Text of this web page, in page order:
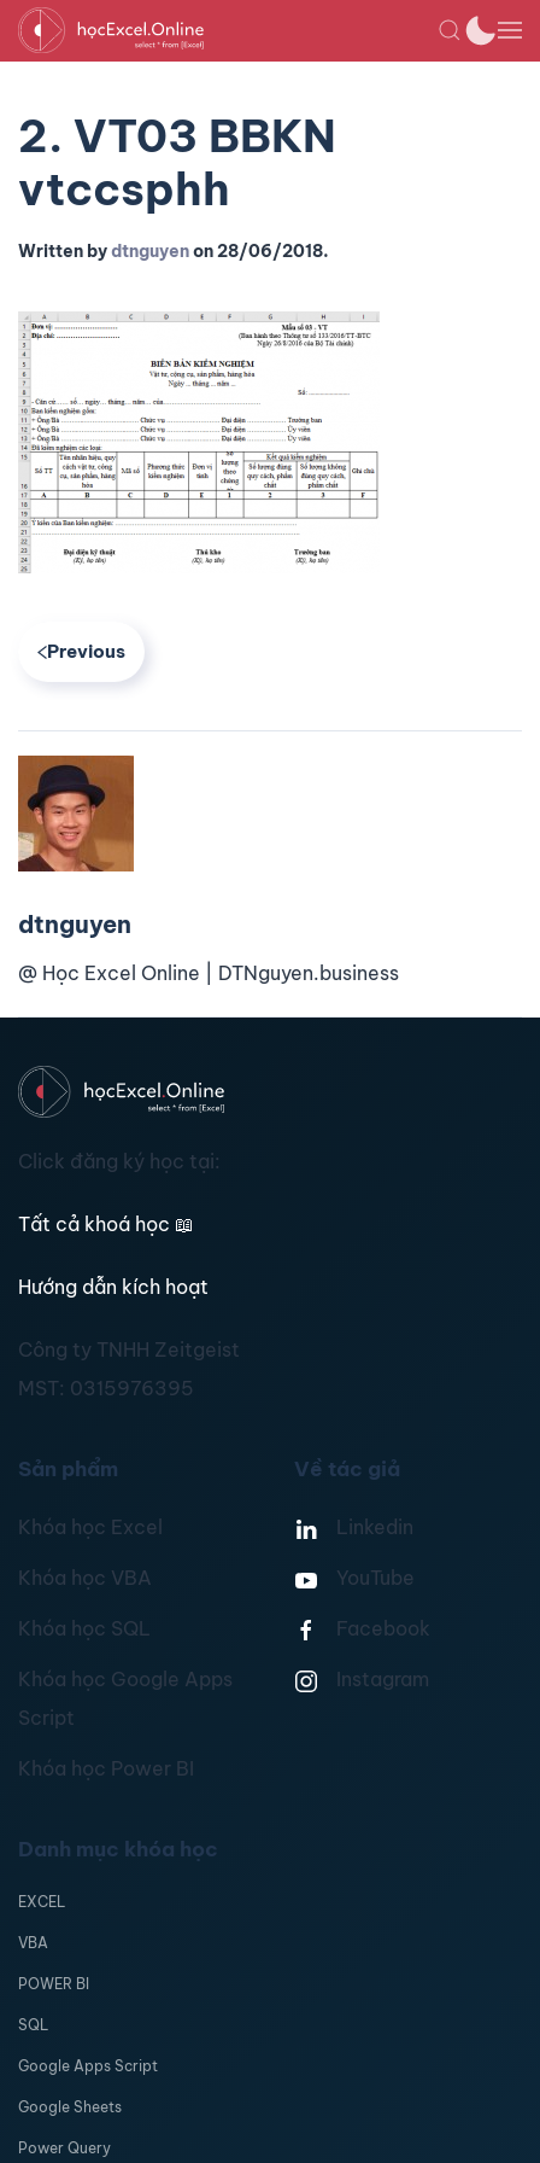
2. VT03 BBKN
vtccsphh
Written bydtnguyenon28/06/2018.
Previous
dtnguyen
@ Học Excel Online | DTNguyen.business
Click đăng ký học tại:
Tất cả khoá học 📖
Hướng dẫn kích hoạt
Công ty TNHH Zeitgeist
MST: 0315976395
Sản phẩm
Khóa học Excel
Khóa học VBA
Khóa học SQL
Khóa học Google Apps
Script
Khóa học Power BI
Về tác giả
Linkedin
YouTube
Facebook
Instagram
Danh mục khóa học
EXCEL
VBA
POWER BI
SQL
Google Apps Script
Google Sheets
Power Query